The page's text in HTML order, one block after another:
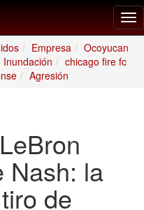
Empresa
Ocoyucan
Inundación
chicago fire fc
Agresión
Nash: la
de